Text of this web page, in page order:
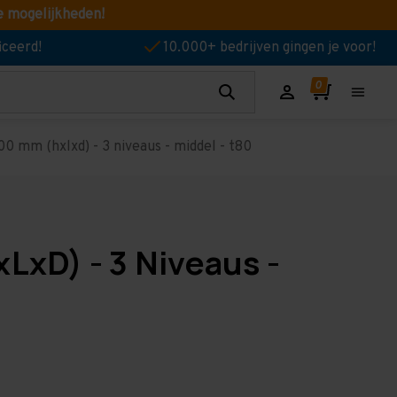
mogelijkheden!
10.000+ bedrijven gingen je voor!
mm (hxlxd) - 3 niveaus - middel - t80
- 3 Niveaus -